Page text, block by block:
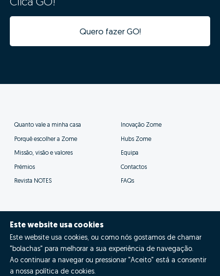
Assim os nossos consultores poderão prestar-te
um acompanhamento muito mais próximo e eficaz,
Este website usa cookies
Este website usa cookies, ou como nós gostamos de chamar
"bolachas" para melhorar a sua experiência de navegação.
Ao continuar a navegar ou pressionar "Aceito" está a consentir
a nossa política de cookies.